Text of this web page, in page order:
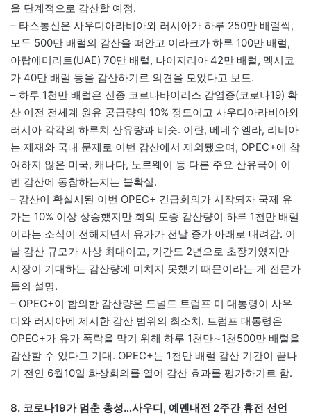
을 단계적으로 감산할 예정.
– 타스통신은 사우디아라비아와 러시아가 하루 250만 배럴씩,
모두 500만 배럴의 감산을 떠안고 이라크가 하루 100만 배럴,
아랍에미리트(UAE) 70만 배럴, 나이지리아 42만 배럴, 멕시코
가 40만 배럴 등을 감산하기로 의견을 모았다고 보도.
– 하루 1천만 배럴은 신종 코로나바이러스 감염증(코로나19) 확
산 이전 전세계 원유 공급량의 10% 정도이고 사우디아라비아와
러시아 각각의 하루치 산유량과 비슷. 이란, 베네수엘라, 리비아
는 제재와 국내 문제로 이번 감산에서 제외됐으며, OPEC+에 참
여하지 않은 미국, 캐나다, 노르웨이 등 다른 주요 산유국이 이
번 감산에 동참하는지는 불확실.
– 감산이 확실시된 이번 OPEC+ 긴급회의가 시작되자 국제 유
가는 10% 이상 상승했지만 회의 도중 감산량이 하루 1천만 배럴
이라는 소식이 전해지면서 유가가 전날 종가 아래로 내려감. 이
날 감산 규모가 사상 최대이고, 기간도 2년으로 초장기였지만
시장이 기대하는 감산량에 미치지 못했기 때문이라는 게 전문가
들의 설명.
– OPEC+이 합의한 감산량은 도널드 트럼프 미 대통령이 사우
디와 러시아에 제시한 감산 범위의 최소치. 트럼프 대통령은
OPEC+가 유가 폭락을 막기 위해 하루 1천만∼1천500만 배럴을
감산할 수 있다고 기대. OPEC+는 1천만 배럴 감산 기간이 끝나
기 전인 6월10일 화상회의를 열어 감산 효과를 평가하기로 함.
8. 코로나19가 멈춘 총성…사우디, 예멘내전 2주간 휴전 선언